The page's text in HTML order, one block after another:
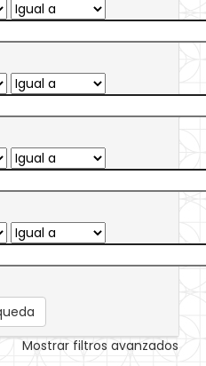
Mostrar filtros avanzados